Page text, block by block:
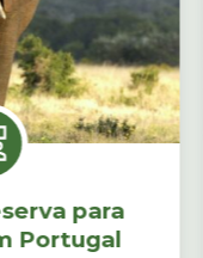
para
Portugal